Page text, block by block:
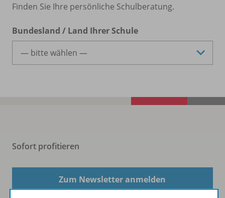
Finden Sie Ihre persönliche Schulberatung.
Bundesland / Land Ihrer Schule
Sofort profitieren
Zum Newsletter anmelden